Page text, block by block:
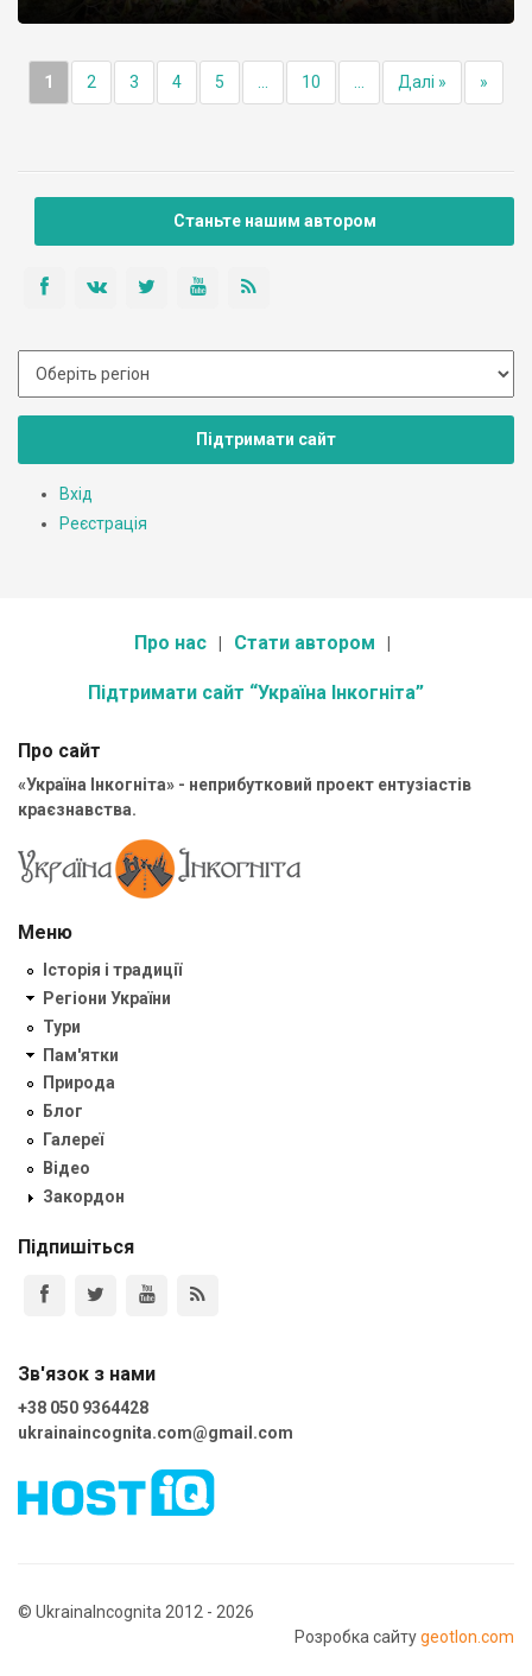
1 2 3 4 5 10 Далі » »
Станьте нашим автором
Підтримати сайт
Вхід
Реєстрація
Про нас Стати автором
Підтримати сайт “Україна Інкогніта”
Про сайт
«Україна Інкогніта» - неприбутковий проект ентузіастів
краєзнавства.
Меню
Історія і традиції
Регіони України
Тури
Пам'ятки
Природа
Блог
Галереї
Відео
Закордон
Підпишіться
Зв'язок з нами
+38 050 9364428
ukrainaincognita.com@gmail.com
© UkrainaIncognita 2012 - 2026
Розробка сайтуgeotlon.com